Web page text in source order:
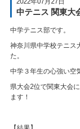
中テニス 関東大
中学テニス部です。
神奈川県中学校テニス
た。
中学３年生の心強い空
県大会2位で関東大会
ます！